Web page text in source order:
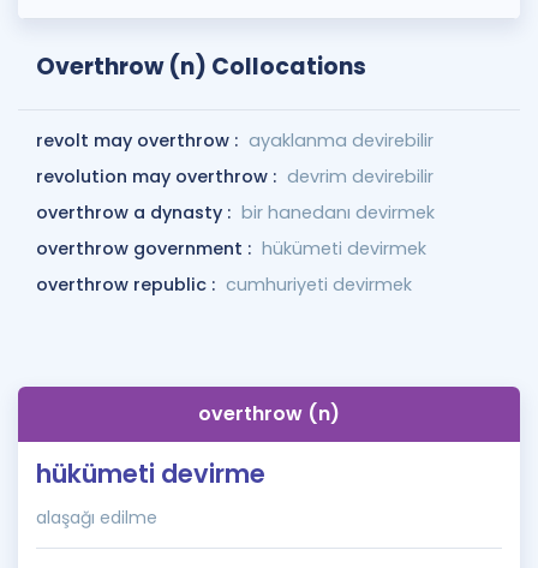
Overthrow (n) Collocations
revolt may overthrow : ayaklanma devirebilir
revolution may overthrow : devrim devirebilir
overthrow a dynasty : bir hanedanı devirmek
overthrow government : hükümeti devirmek
overthrow republic : cumhuriyeti devirmek
overthrow (n)
hükümeti devirme
alaşağı edilme